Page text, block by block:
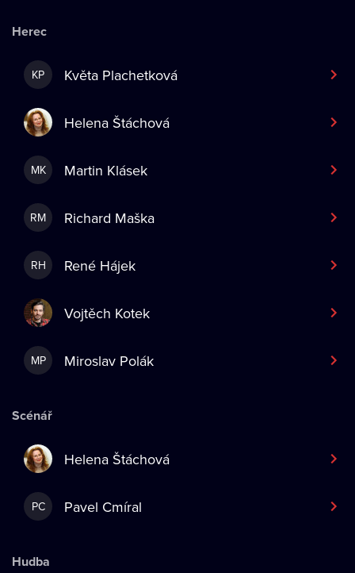
Herec
KP Květa Plachetková
Helena Štáchová
MK Martin Klásek
RM Richard Maška
RH René Hájek
Vojtěch Kotek
MP Miroslav Polák
Scénář
Helena Štáchová
PC Pavel Cmíral
Hudba